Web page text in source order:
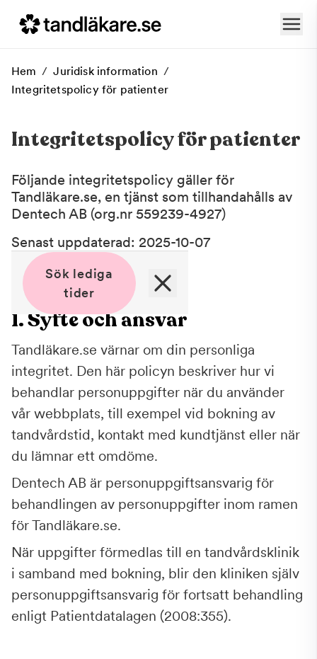
Hem / Juridisk information /
Integritetspolicy för patienter
Integritetspolicy för patienter
Följande integritetspolicy gäller för
Tandläkare.se, en tjänst som tillhandahålls av
Dentech AB (org.nr 559239-4927)
Senast uppdaterad: 2025-10-07
Sök lediga
tider
1. Syfte och ansvar
Tandläkare.se värnar om din personliga
integritet. Den här policyn beskriver hur vi
behandlar personuppgifter när du använder
vår webbplats, till exempel vid bokning av
tandvårdstid, kontakt med kundtjänst eller när
du lämnar ett omdöme.
Dentech AB är personuppgiftsansvarig för
behandlingen av personuppgifter inom ramen
för Tandläkare.se.
När uppgifter förmedlas till en tandvårdsklinik
i samband med bokning, blir den kliniken själv
personuppgiftsansvarig för fortsatt behandling
enligt Patientdatalagen (2008:355).